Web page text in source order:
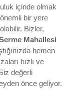
içinde olmak
bir yere
Bizler,
Mahallesi
hemen
hızlı ve
değerli
önce geliyor.